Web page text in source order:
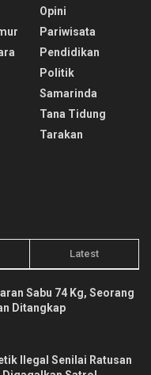
Opini
Pariwisata
Pendidikan
Politik
Samarinda
Tana Tidung
Tarakan
Latest
Sabu 74 Kg, Seorang
Ditangkap
Ilegal Senilai Ratusan